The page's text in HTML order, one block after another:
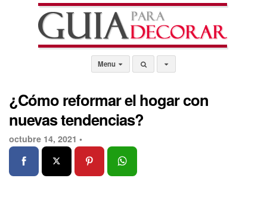
Menu
¿Cómo reformar el hogar con
nuevas tendencias?
octubre 14, 2021 •